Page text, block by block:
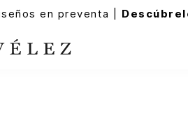
en preventa |